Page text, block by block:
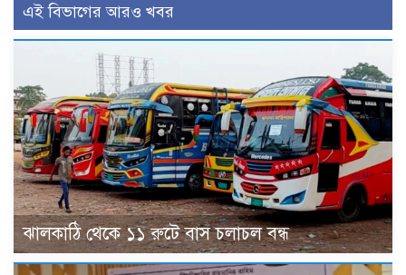
এই বিভাগের আরও খবর
ঝালকাঠি থেকে ১১ রুটে বাস চলাচল বন্ধ